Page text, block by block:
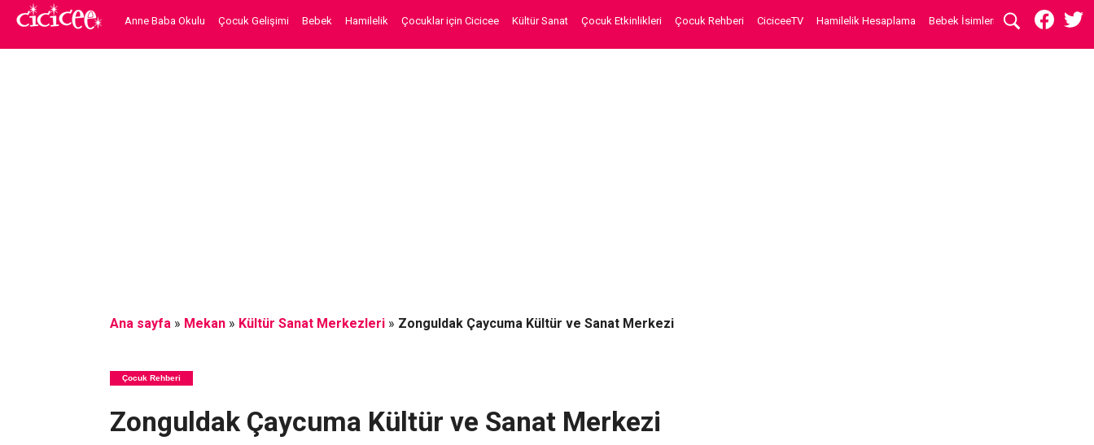
Anne Baba Okulu Çocuk Gelişimi Bebek Hamilelik Çocuklar için Cicicee Kültür Sanat Çocuk Etkinlikleri Çocuk Rehberi CiciceeTV Hamilelik Hesaplama Bebek İsimleri
Ana sayfa» Mekan» Kültür Sanat Merkezleri» Zonguldak Çaycuma Kültür ve Sanat Merkezi
Çocuk Rehberi
Zonguldak Çaycuma Kültür ve Sanat Merkezi